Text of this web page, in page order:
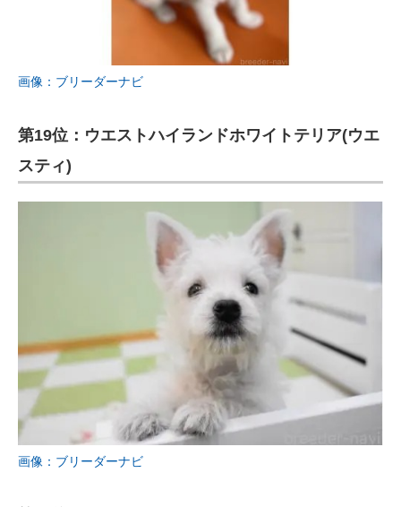
画像：ブリーダーナビ
第19位：ウエストハイランドホワイトテリア(ウエ
スティ)
画像：ブリーダーナビ